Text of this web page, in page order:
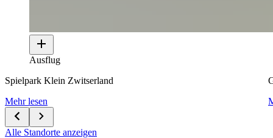
Ausflug
Spielpark Klein Zwitserland
Mehr lesen
Alle Standorte anzeigen